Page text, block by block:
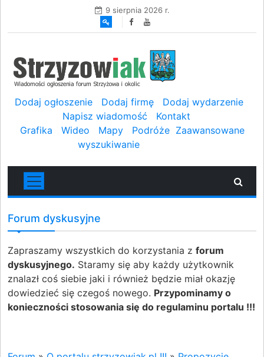
9 sierpnia 2026 r.
Dodaj ogłoszenie Dodaj firmę
Dodaj wydarzenie
Napisz wiadomość
Kontakt
Grafika
Wideo Mapy Podróże Zaawansowane
wyszukiwanie
Forum dyskusyjne
Zapraszamy wszystkich do korzystania z forum
dyskusyjnego. Staramy się aby każdy użytkownik
znalazł coś siebie jaki i również będzie miał okazję
dowiedzieć się czegoś nowego. Przypominamy o
konieczności stosowania się do regulaminu portalu !!!